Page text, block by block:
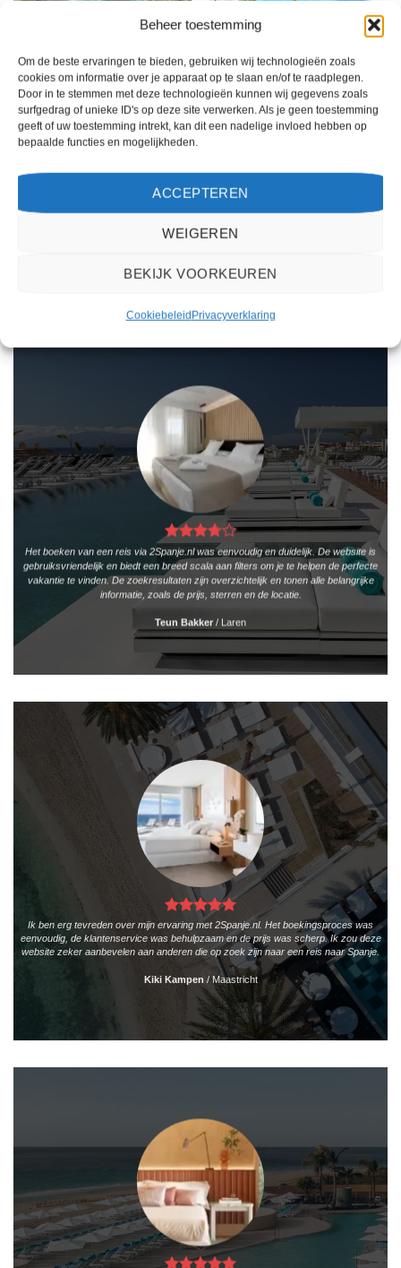
Beheer toestemming
Om de beste ervaringen te bieden, gebruiken wij technologieën zoals
cookies om informatie over je apparaat op te slaan en/of te raadplegen.
Door in te stemmen met deze technologieën kunnen wij gegevens zoals
surfgedrag of unieke ID's op deze site verwerken. Als je geen toestemming
geeft of uw toestemming intrekt, kan dit een nadelige invloed hebben op
bepaalde functies en mogelijkheden.
ACCEPTEREN
WEIGEREN
BEKIJK VOORKEUREN
CookiebeleidPrivacyverklaring
Tabaiba Princess
Gewaardeerd
4uit 5
€1.267,00
Tabaiba Princess is een 4 sterren
boekt deze reis direct bij onze
partner TUI. Nu vanaf EUR 1267.00
Las Faluas
Gewaardeerd
€579,00
boekt deze reis direct bij onze
partner TUI. Nu vanaf EUR 579.00
Het boeken van een reis via 2Spanje.nl was eenvoudig en duidelijk. De website is
gebruiksvriendelijk en biedt een breed scala aan filters om je te helpen de perfecte
vakantie te vinden. De zoekresultaten zijn overzichtelijk en tonen alle belangrijke
informatie, zoals de prijs, sterren en de locatie.
Teun Bakker / Laren
Ik ben erg tevreden over mijn ervaring met 2Spanje.nl. Het boekingsproces was
eenvoudig, de klantenservice was behulpzaam en de prijs was scherp. Ik zou deze
website zeker aanbevelen aan anderen die op zoek zijn naar een reis naar Spanje.
Kiki Kampen /Maastricht